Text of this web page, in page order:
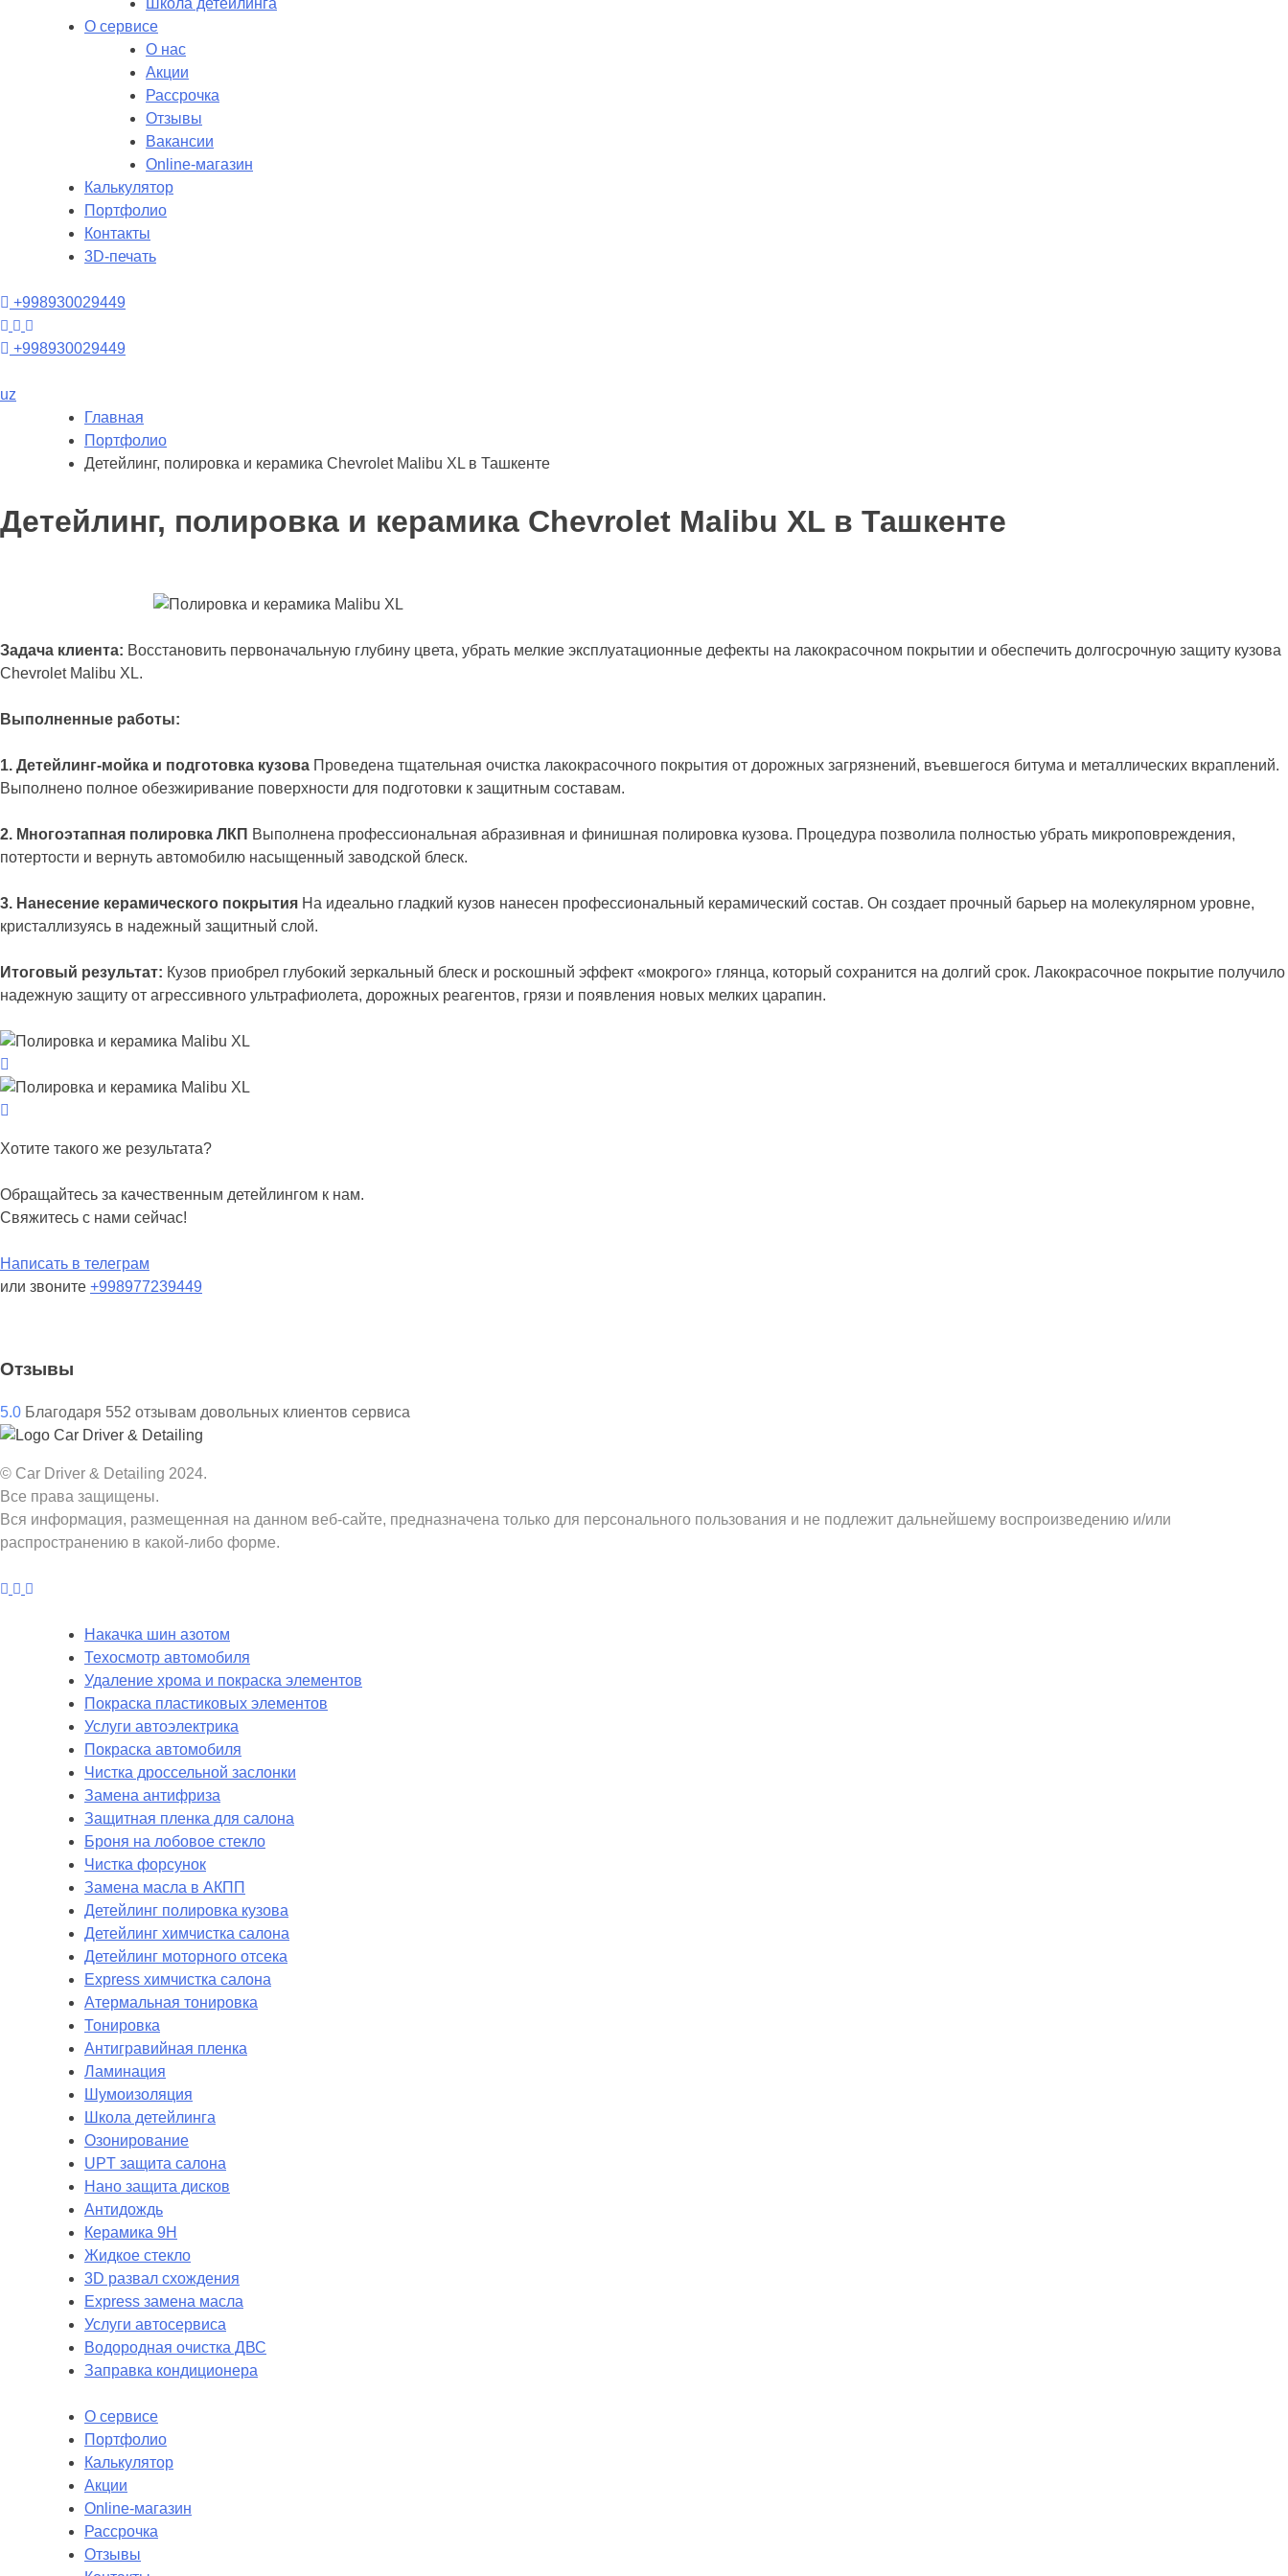
Школа детейлинга
О сервисе
О нас
Акции
Рассрочка
Отзывы
Вакансии
Online-магазин
Калькулятор
Портфолио
Контакты
3D-печать
+998930029449
+998930029449
uz
Главная
Портфолио
Детейлинг, полировка и керамика Chevrolet Malibu XL в Ташкенте
Детейлинг, полировка и керамика Chevrolet Malibu XL в Ташкенте
Задача клиента: Восстановить первоначальную глубину цвета, убрать мелкие эксплуатационные дефекты на лакокрасочном покрытии и обеспечить долгосрочную защиту кузова
Chevrolet Malibu XL.
Выполненные работы:
1. Детейлинг-мойка и подготовка кузова Проведена тщательная очистка лакокрасочного покрытия от дорожных загрязнений, въевшегося битума и металлических вкраплений.
Выполнено полное обезжиривание поверхности для подготовки к защитным составам.
2. Многоэтапная полировка ЛКП Выполнена профессиональная абразивная и финишная полировка кузова. Процедура позволила полностью убрать микроповреждения,
потертости и вернуть автомобилю насыщенный заводской блеск.
3. Нанесение керамического покрытия На идеально гладкий кузов нанесен профессиональный керамический состав. Он создает прочный барьер на молекулярном уровне,
кристаллизуясь в надежный защитный слой.
Итоговый результат: Кузов приобрел глубокий зеркальный блеск и роскошный эффект «мокрого» глянца, который сохранится на долгий срок. Лакокрасочное покрытие получило
надежную защиту от агрессивного ультрафиолета, дорожных реагентов, грязи и появления новых мелких царапин.
Хотите такого же результата?
Обращайтесь за качественным детейлингом к нам.
Свяжитесь с нами сейчас!
Написать в телеграм
или звоните +998977239449
Отзывы
5.0 Благодаря 552 отзывам довольных клиентов сервиса
© Car Driver & Detailing 2024.
Все права защищены.
Вся информация, размещенная на данном веб-сайте, предназначена только для персонального пользования и не подлежит дальнейшему воспроизведению и/или
распространению в какой-либо форме.
Накачка шин азотом
Техосмотр автомобиля
Удаление хрома и покраска элементов
Покраска пластиковых элементов
Услуги автоэлектрика
Покраска автомобиля
Чистка дроссельной заслонки
Замена антифриза
Защитная пленка для салона
Броня на лобовое стекло
Чистка форсунок
Замена масла в АКПП
Детейлинг полировка кузова
Детейлинг химчистка салона
Детейлинг моторного отсека
Express химчистка салона
Атермальная тонировка
Тонировка
Антигравийная пленка
Ламинация
Шумоизоляция
Школа детейлинга
Озонирование
UPT защита салона
Нано защита дисков
Антидождь
Керамика 9H
Жидкое стекло
3D развал схождения
Express замена масла
Услуги автосервиса
Водородная очистка ДВС
Заправка кондиционера
О сервисе
Портфолио
Калькулятор
Акции
Online-магазин
Рассрочка
Отзывы